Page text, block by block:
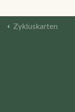
Zykluskarten